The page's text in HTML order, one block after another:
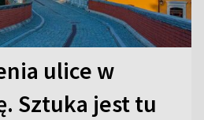
ulice w
Sztuka jest tu